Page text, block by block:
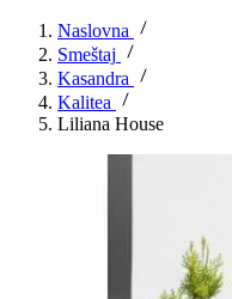
Naslovna
Smeštaj
Kasandra
Kalitea
Liliana House